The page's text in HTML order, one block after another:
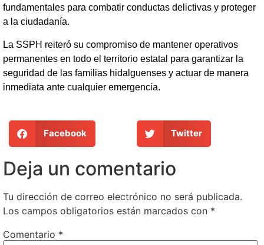
fundamentales para combatir conductas delictivas y proteger
a la ciudadanía.
La SSPH reiteró su compromiso de mantener operativos
permanentes en todo el territorio estatal para garantizar la
seguridad de las familias hidalguenses y actuar de manera
inmediata ante cualquier emergencia.
Facebook Twitter
Deja un comentario
Tu dirección de correo electrónico no será publicada.
Los campos obligatorios están marcados con *
Comentario *